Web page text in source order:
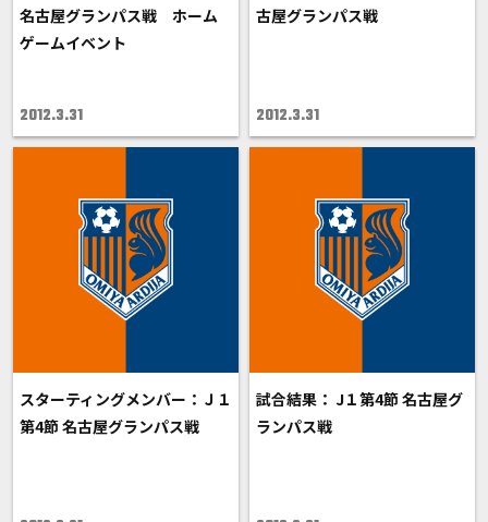
名古屋グランパス戦 ホーム
ゲームイベント
2012.3.31
古屋グランパス戦
2012.3.31
スターティングメンバー：Ｊ１
第4節 名古屋グランパス戦
試合結果： J１第4節 名古屋グ
ランパス戦